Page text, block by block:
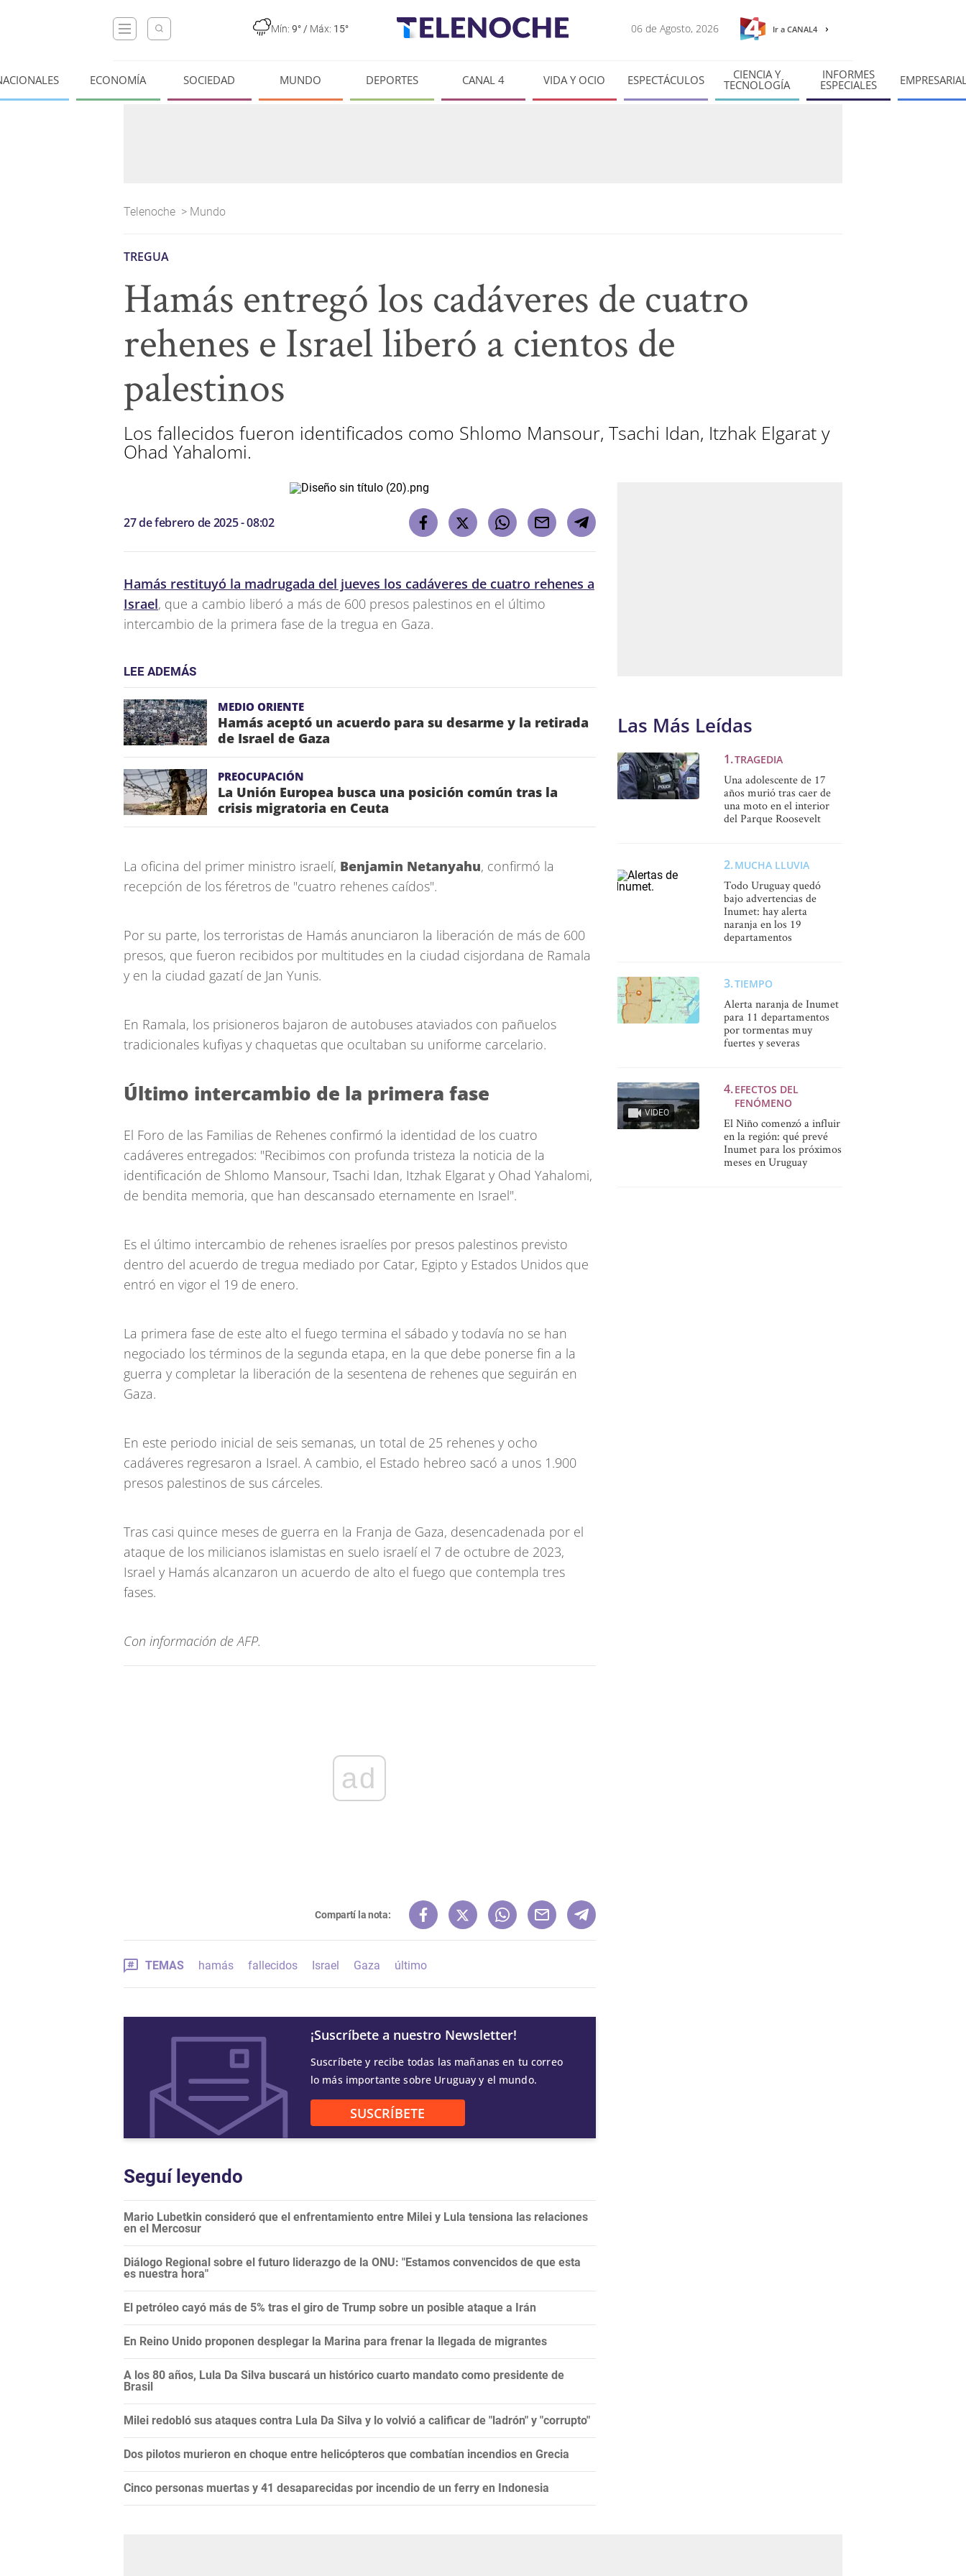
Mín: 9° / Máx: 15° 06 de Agosto, 2026 Ir a CANAL4
ECONOMÍA SOCIEDAD MUNDO DEPORTES CANAL 4 VIDA Y OCIO ESPECTÁCULOS CIENCIA Y
TECNOLOGÍA
INFORMES
ESPECIALES
Telenoche > Mundo
TREGUA
Hamás entregó los cadáveres de cuatro
rehenes e Israel liberó a cientos de
palestinos
Los fallecidos fueron identificados como Shlomo Mansour, Tsachi Idan, Itzhak Elgarat y
Ohad Yahalomi.
27 de febrero de 2025 - 08:02
Hamás restituyó la madrugada del jueves los cadáveres de cuatro rehenes a
Israel, que a cambio liberó a más de 600 presos palestinos en el último
intercambio de la primera fase de la tregua en Gaza.
LEE ADEMÁS
MEDIO ORIENTE
Hamás aceptó un acuerdo para su desarme y la retirada
de Israel de Gaza
PREOCUPACIÓN
La Unión Europea busca una posición común tras la
crisis migratoria en Ceuta
La oficina del primer ministro israelí, Benjamin Netanyahu, confirmó la
recepción de los féretros de "cuatro rehenes caídos".
Por su parte, los terroristas de Hamás anunciaron la liberación de más de 600
presos, que fueron recibidos por multitudes en la ciudad cisjordana de Ramala
y en la ciudad gazatí de Jan Yunis.
En Ramala, los prisioneros bajaron de autobuses ataviados con pañuelos
tradicionales kufiyas y chaquetas que ocultaban su uniforme carcelario.
Último intercambio de la primera fase
El Foro de las Familias de Rehenes confirmó la identidad de los cuatro
cadáveres entregados: "Recibimos con profunda tristeza la noticia de la
identificación de Shlomo Mansour, Tsachi Idan, Itzhak Elgarat y Ohad Yahalomi,
de bendita memoria, que han descansado eternamente en Israel".
Es el último intercambio de rehenes israelíes por presos palestinos previsto
dentro del acuerdo de tregua mediado por Catar, Egipto y Estados Unidos que
entró en vigor el 19 de enero.
La primera fase de este alto el fuego termina el sábado y todavía no se han
negociado los términos de la segunda etapa, en la que debe ponerse fin a la
guerra y completar la liberación de la sesentena de rehenes que seguirán en
Gaza.
En este periodo inicial de seis semanas, un total de 25 rehenes y ocho
cadáveres regresaron a Israel. A cambio, el Estado hebreo sacó a unos 1.900
presos palestinos de sus cárceles.
Tras casi quince meses de guerra en la Franja de Gaza, desencadenada por el
ataque de los milicianos islamistas en suelo israelí el 7 de octubre de 2023,
Israel y Hamás alcanzaron un acuerdo de alto el fuego que contempla tres
fases.
Con información de AFP.
ad
Compartí la nota:
TEMAS hamás fallecidos Israel Gaza último
¡Suscríbete a nuestro Newsletter!
Suscríbete y recibe todas las mañanas en tu correo
lo más importante sobre Uruguay y el mundo.
SUSCRÍBETE
Seguí leyendo
Mario Lubetkin consideró que el enfrentamiento entre Milei y Lula tensiona las relaciones
en el Mercosur
Diálogo Regional sobre el futuro liderazgo de la ONU: "Estamos convencidos de que esta
es nuestra hora"
El petróleo cayó más de 5% tras el giro de Trump sobre un posible ataque a Irán
En Reino Unido proponen desplegar la Marina para frenar la llegada de migrantes
A los 80 años, Lula Da Silva buscará un histórico cuarto mandato como presidente de
Brasil
Milei redobló sus ataques contra Lula Da Silva y lo volvió a calificar de "ladrón" y "corrupto"
Dos pilotos murieron en choque entre helicópteros que combatían incendios en Grecia
Cinco personas muertas y 41 desaparecidas por incendio de un ferry en Indonesia
Las Más Leídas
TRAGEDIA
Una adolescente de 17
años murió tras caer de
una moto en el interior
del Parque Roosevelt
MUCHA LLUVIA
Todo Uruguay quedó
bajo advertencias de
Inumet: hay alerta
naranja en los 19
departamentos
TIEMPO
Alerta naranja de Inumet
para 11 departamentos
por tormentas muy
fuertes y severas
VIDEO
EFECTOS DEL
FENÓMENO
El Niño comenzó a influir
en la región: qué prevé
Inumet para los próximos
meses en Uruguay